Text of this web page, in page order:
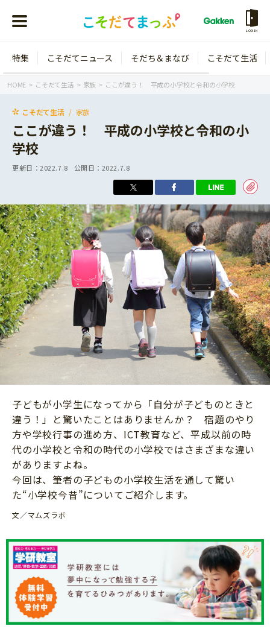
LOGIN
1歳
年中
年長
小学1年生
小学2年生
小学3年生
小学4年生
小学5年生
小学6年生
こそだてニュース
イベント
ニュース
そだち＆まなび
ワーク・ドリル
幼稚園・保育園
科学・プログラミング
教育・学習
自由研究・工作
読書感想文
本・読書
運動・あそび・ゲーム
知育
こそだて生活
ファッション・美容
行事・イベント
トラブル
親子でいっしょに
人間関係
おでかけ
家族
料理
マネー
こそだてマンガ
特集 こそだてニュース そだち＆まなび こそだて生活
HOME こそだて生活 家族 ここが違う！ 平成の小学校と令和の小学校
こそだて生活 家族
ここが違う！ 平成の小学校と令和の小
学校
更新日：2022.7.8 公開日： 2022.7.8
子どもが小学生になってから「自分が子どものときと
違う！」と驚いたことはありませんか？ 宿題のやり
方や学校行事の進め方、ICT教育など、平成以前の時
代の小学校と令和の時代の小学校ではさまざまな違い
がありますよね。
今回は、筆者の子どもの小学校生活を通して驚い
た“小学校今昔”についてご紹介します。
文／マムズラボ